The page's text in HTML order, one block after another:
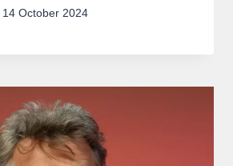
14 October 2024